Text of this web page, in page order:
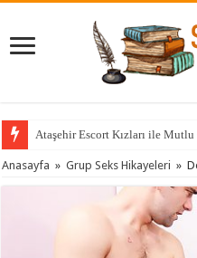
Ataşehir Escort Kızları ile
Anasayfa » Grup Seks Hikayeleri »